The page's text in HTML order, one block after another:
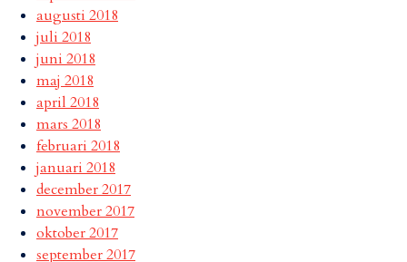
augusti 2018
juli 2018
juni 2018
maj 2018
april 2018
mars 2018
februari 2018
januari 2018
december 2017
november 2017
oktober 2017
september 2017